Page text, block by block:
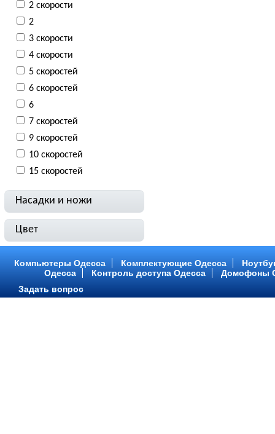
2 скорости
2
3 скорости
4 скорости
5 скоростей
6 скоростей
6
7 скоростей
9 скоростей
10 скоростей
15 скоростей
Насадки и ножи
Цвет
Компьютеры Одесса Комплектующие Одесса
Одесса
Контроль доступа Одесса
Домофоны
Задать вопрос